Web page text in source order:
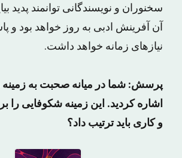
سخنوران و نویسندگانی توانمند پدید
آن آفرینش ادبی به روز خواهد بود و
نیازهای زمانه خواهد داشت.
پرسش: شما در میانه صحبت به
اشاره کردید. این زمینه شکوفایی را
و کاری باید ترتیب داد؟